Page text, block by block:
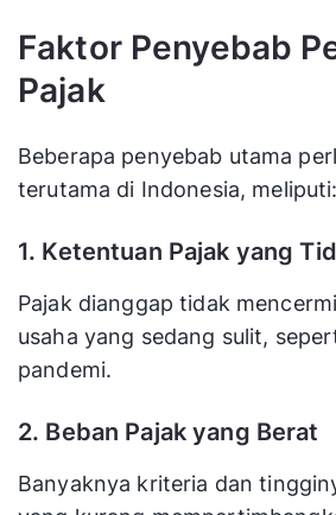
Faktor Penyebab
Pajak
Beberapa penyebab utama
terutama di Indonesia, meliputi:
1. Ketentuan Pajak yang
Pajak dianggap tidak
usaha yang sedang sulit,
pandemi.
2. Beban Pajak yang Berat
Banyaknya kriteria dan